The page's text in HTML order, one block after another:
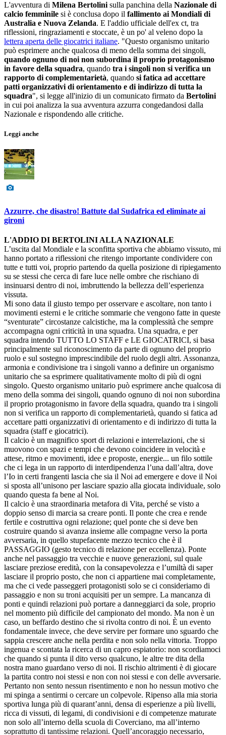
L'avventura di Milena Bertolini sulla panchina della Nazionale di
calcio femminile si è conclusa dopo il fallimento ai Mondiali di
Australia e Nuova Zelanda. E l'addio ufficiale dell'ex ct, tra
riflessioni, ringraziamenti e stoccate, è un po' al veleno dopo la
lettera aperta delle giocatrici italiane. "Questo organismo unitario
può esprimere anche qualcosa di meno della somma dei singoli,
quando ognuno di noi non subordina il proprio protagonismo
in favore della squadra, quando tra i singoli non si verifica un
rapporto di complementarietà, quando si fatica ad accettare
patti organizzativi di orientamento e di indirizzo di tutta la
squadra", si legge all'inizio di un comunicato firmato da Bertolini
in cui poi analizza la sua avventura azzurra congedandosi dalla
Nazionale e rispondendo alle critiche.
Leggi anche
Azzurre, che disastro! Battute dal Sudafrica ed eliminate ai
gironi
L'ADDIO DI BERTOLINI ALLA NAZIONALE
L’uscita dal Mondiale e la sconfitta sportiva che abbiamo vissuto, mi
hanno portato a riflessioni che ritengo importante condividere con
tutte e tutti voi, proprio partendo da quella posizione di ripiegamento
su se stessi che cerca di fare luce nelle ombre che rischiano di
insinuarsi dentro di noi, imbruttendo la bellezza dell’esperienza
vissuta.
Mi sono data il giusto tempo per osservare e ascoltare, non tanto i
movimenti esterni e le critiche sommarie che vengono fatte in queste
“sventurate” circostanze calcistiche, ma la complessità che sempre
accompagna ogni criticità in una squadra. Una squadra, e per
squadra intendo TUTTO LO STAFF e LE GIOCATRICI, si basa
principalmente sul riconoscimento da parte di ognuno del proprio
ruolo e sul sostegno imprescindibile del ruolo degli altri. Assonanza,
armonia e condivisione tra i singoli vanno a definire un organismo
unitario che sa esprimere qualitativamente molto di più di ogni
singolo. Questo organismo unitario può esprimere anche qualcosa di
meno della somma dei singoli, quando ognuno di noi non subordina
il proprio protagonismo in favore della squadra, quando tra i singoli
non si verifica un rapporto di complementarietà, quando si fatica ad
accettare patti organizzativi di orientamento e di indirizzo di tutta la
squadra (staff e giocatrici).
Il calcio è un magnifico sport di relazioni e interrelazioni, che si
muovono con spazi e tempi che devono coincidere in velocità e
attese, ritmo e movimenti, idee e proposte, energie... un filo sottile
che ci lega in un rapporto di interdipendenza l’una dall’altra, dove
l’Io in certi frangenti lascia che sia il Noi ad emergere e dove il Noi
si sposta all’unisono per lasciare spazio alla giocata individuale, solo
quando questa fa bene al Noi.
Il calcio è una straordinaria metafora di Vita, perché se visto a
doppio senso di marcia sa creare ponti. Il ponte che crea e rende
fertile e costruttiva ogni relazione; quel ponte che si deve ben
costruire quando si avanza insieme alle compagne verso la porta
avversaria, in quello stupefacente mezzo tecnico che è il
PASSAGGIO (gesto tecnico di relazione per eccellenza). Ponte
anche nel passaggio tra vecchie e nuove generazioni, sul quale
lasciare preziose eredità, con la consapevolezza e l’umiltà di saper
lasciare il proprio posto, che non ci appartiene mai completamente,
ma che ci vede passeggeri protagonisti solo se ci consideriamo di
passaggio e non su troni acquisiti per un sempre. La mancanza di
ponti e quindi relazioni può portare a danneggiarci da sole, proprio
nel momento più difficile del campionato del mondo. Ma non è un
caso, un beffardo destino che si rivolta contro di noi. È un evento
fondamentale invece, che deve servire per formare uno sguardo che
sappia crescere anche nella perdita e non solo nella vittoria. Troppo
ingenua e scontata la ricerca di un capro espiatorio: non scordiamoci
che quando si punta il dito verso qualcuno, le altre tre dita della
nostra mano guardano verso di noi. Il rischio altrimenti è di giocare
la partita contro noi stessi e non con noi stessi e con delle avversarie.
Pertanto non sento nessun risentimento e non ho nessun motivo che
mi spinga a sentirmi o cercare un colpevole. Ripenso alla mia storia
sportiva lunga più di quarant’anni, densa di esperienze a più livelli,
ricca di vissuti, di legami, di condivisioni e di competenze maturate
non solo all’interno della scuola di Coverciano, ma all’interno
soprattutto di tantissime relazioni. Quell’ancoraggio necessario,